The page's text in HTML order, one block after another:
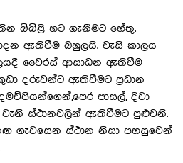
බිබිළි හට ගැනීමට හේතු.
ඇතිවීම බහුලයි. වැසි කාලය
වෛරස් ආසාධන ඇතිවීම
දරුවන්ට ඇතිවීමට ප්‍රධාන
පාසල්, දිවා
වැනි ස්ථානවලින් ඇතිවීමට පුළුවනි.
ගැවසෙන ස්ථාන නිසා පහසුවෙන්